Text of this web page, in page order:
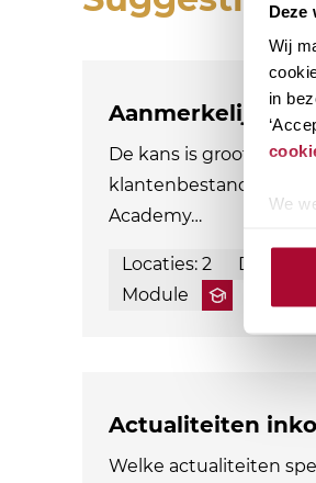
Deze
Wij
in
We
Aanmerkelijk
De kans is groot dat
klantenbestand. Als
Academy…
Locaties: 2 Datum
Module
Actualiteiten
Welke actualiteiten